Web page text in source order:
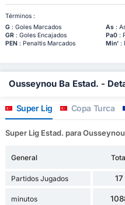
Términos :
G: Goles Marcados As:
GR: Goles Encajados Pa0:
PEN : Penaltis Marcados Min':
Ousseynou Ba Estad. -
Super Lig Copa Turca
Super Lig Estad. para
General
Partidos Jugados 17
minutos